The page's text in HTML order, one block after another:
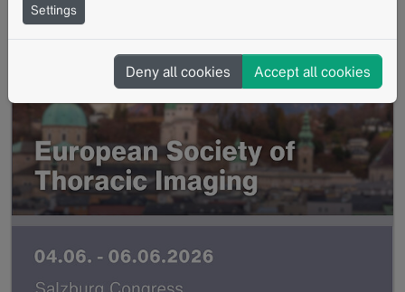
Settings
Deny all cookies Accept all cookies